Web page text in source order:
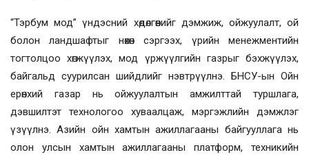
“Тэрбум мод” үндэсний хөдөлгөөнийг дэмжиж, ойжуулалт, ой
болон ландшафтыг нөхөн сэргээх, үрийн менежментийн
тогтолцоо хөгжүүлэх, мод үржүүлгийн газрыг бэхжүүлэх,
байгальд суурилсан шийдлийг нэвтрүүлнэ. БНСУ-ын Ойн
ерөнхий газар нь ойжуулалтын амжилттай туршлага,
дэвшилтэт технологоо хуваалцаж, мэргэжлийн дэмжлэг
үзүүлнэ. Азийн ойн хамтын ажиллагааны байгууллага нь
олон улсын хамтын ажиллагааны платформ, техникийн